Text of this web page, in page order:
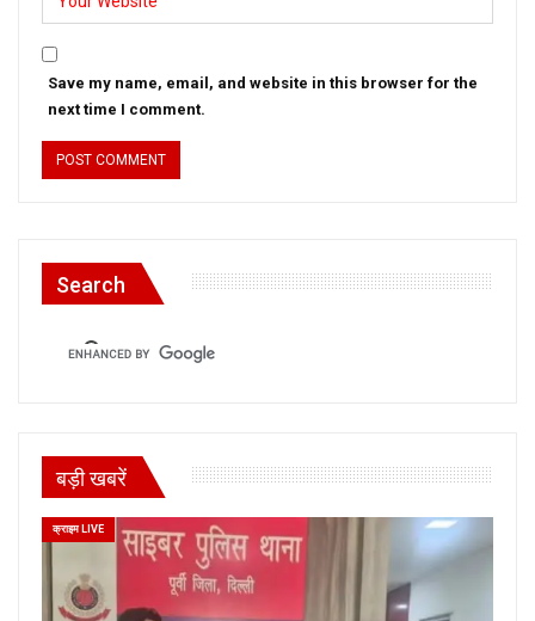
Save my name, email, and website in this browser for the
next time I comment.
Search
बड़ी खबरें
क्राइम LIVE